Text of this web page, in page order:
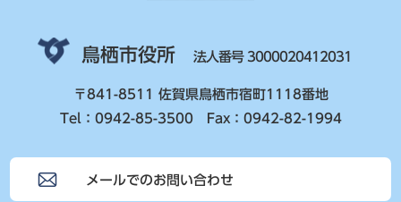
鳥栖市役所 法人番号 3000020412031
〒841-8511 佐賀県鳥栖市宿町1118番地
Tel：0942-85-3500 Fax：0942-82-1994
メールでのお問い合わせ